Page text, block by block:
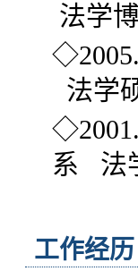
法学
◇
法学
◇
系
法
工作经历